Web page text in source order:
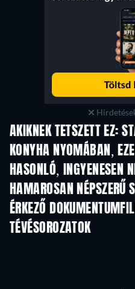
AKIKNEK TETSZETT EZ:
KONYHA NYOMÁBAN,
TV
HASONLÓ, INGYENESEN
TV
HAMAROSAN NÉPSZERŰ
TV
ÉRKEZŐ
TÉVÉSOROZATOK
Évad 1